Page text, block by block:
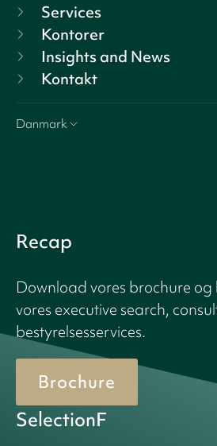
Services
Kontorer
Insights and News
Kontakt
Danmark
Recap
Download vores brochure
vores executive search,
bestyrelsesservices.
Brochure
SelectionF